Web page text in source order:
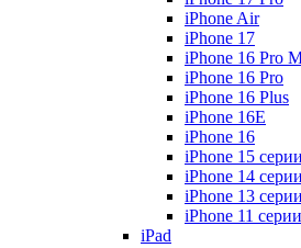
iPhone Air
iPhone 17
iPhone 16 Pro
iPhone 16 Pro
iPhone 16 Plus
iPhone 16E
iPhone 16
iPhone 15 серии
iPhone 14 серии
iPhone 13 серии
iPhone 11 серии
iPad